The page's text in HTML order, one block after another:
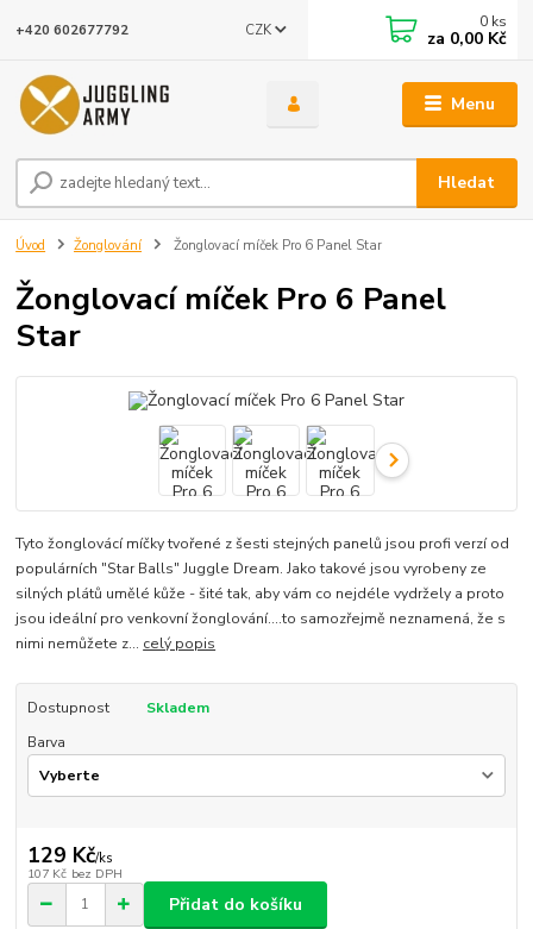
Menu
CZK
Hledat
+420 602677792 0 ks
za 0,00 Kč
Úvod Žonglování Žonglovací míček Pro 6 Panel Star
Žonglovací míček Pro 6 Panel
Star
Tyto žonglovácí míčky tvořené z šesti stejných panelů jsou profi verzí od
populárních "Star Balls" Juggle Dream. Jako takové jsou vyrobeny ze
silných plátů umělé kůže - šité tak, aby vám co nejdéle vydržely a proto
jsou ideální pro venkovní žonglování....to samozřejmě neznamená, že s
nimi nemůžete z... celý popis
Dostupnost
Skladem
Barva
129 Kč/ks
107 Kč bez DPH
Přidat do košíku